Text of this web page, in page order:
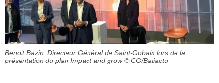
Benoit Bazin, Directeur Général de Saint-Gobain lors de la
présentation du plan Impact and grow © CG/Batiactu